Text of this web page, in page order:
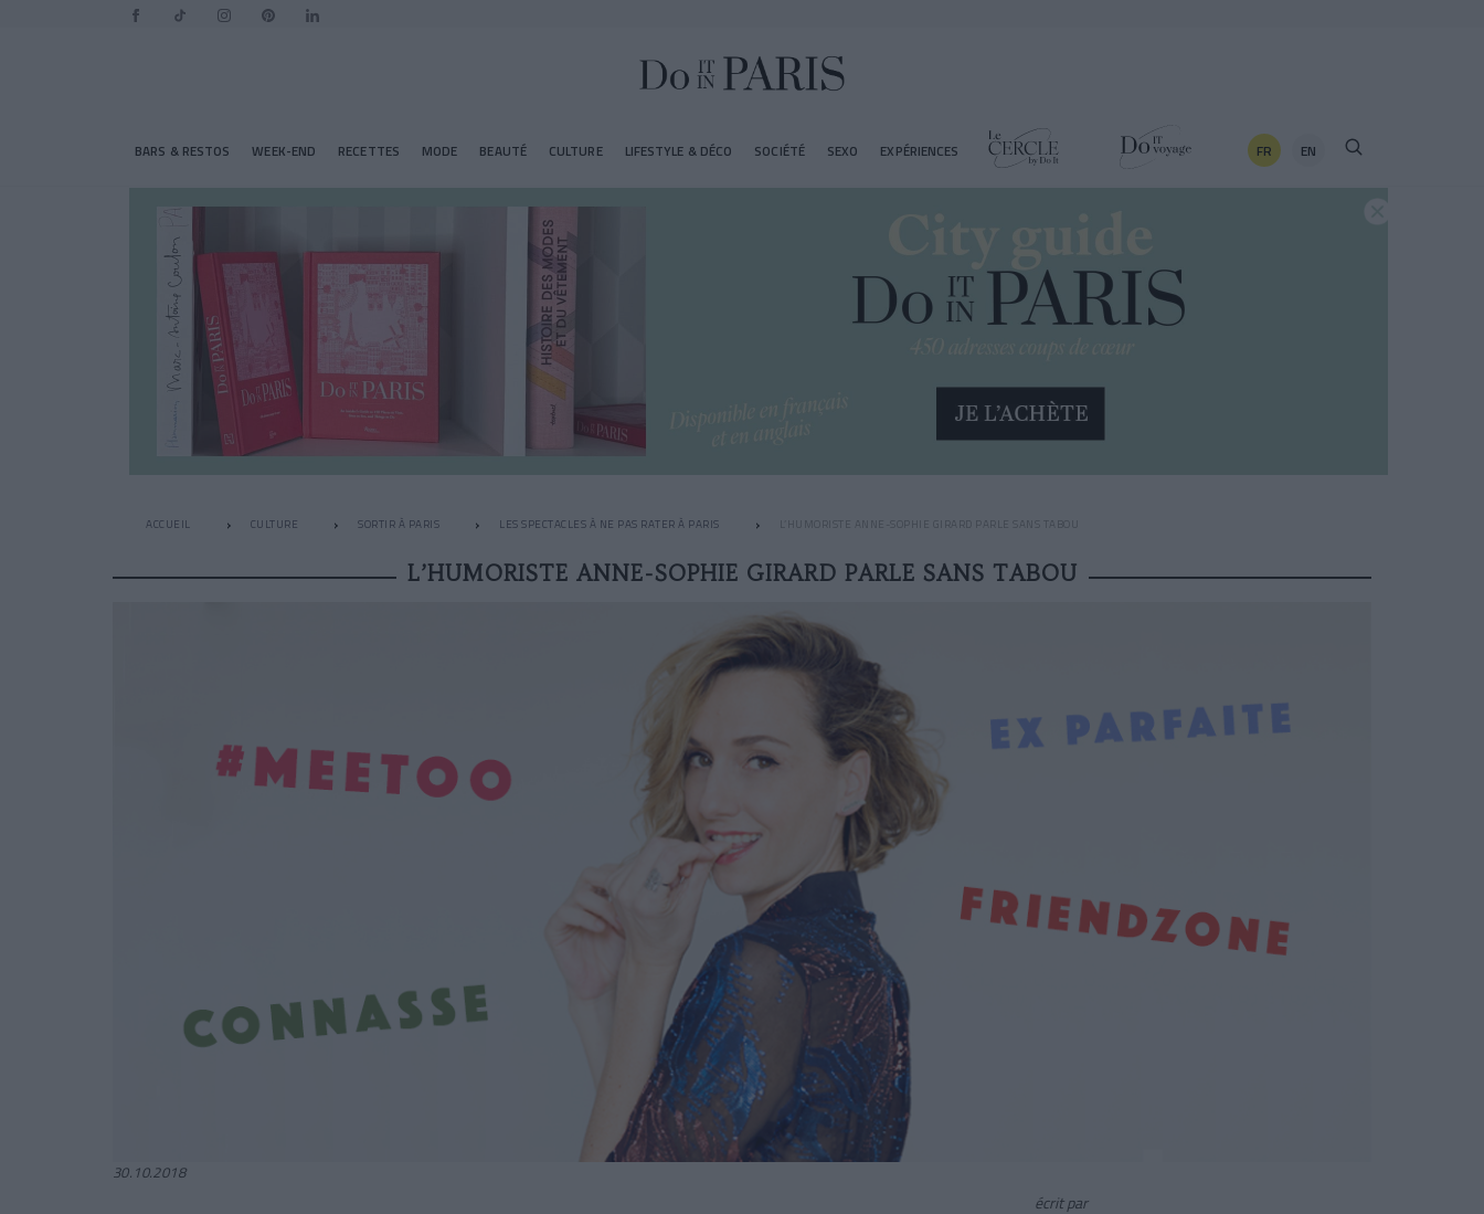
BARS & RESTOS WEEK-END RECETTES MODE BEAUTÉ CULTURE LIFESTYLE & DÉCO SOCIÉTÉ SEXO EXPÉRIENCES FR EN
ACCUEIL CULTURE SORTIR À PARIS LES SPECTACLES À NE PAS RATER À PARIS L’HUMORISTE ANNE-SOPHIE GIRARD PARLE SANS TABOU
L’HUMORISTE ANNE-SOPHIE GIRARD PARLE SANS TABOU
30.10.2018
écrit par